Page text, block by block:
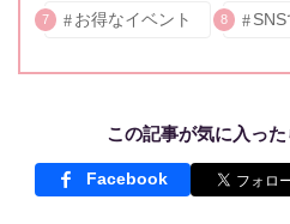
7 お得なイベント 8
この記事が気に入っ
Facebook